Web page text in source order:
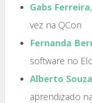
Gabs Ferreira
vez na QCon
Fernanda
software no
Alberto Souza
aprendizado